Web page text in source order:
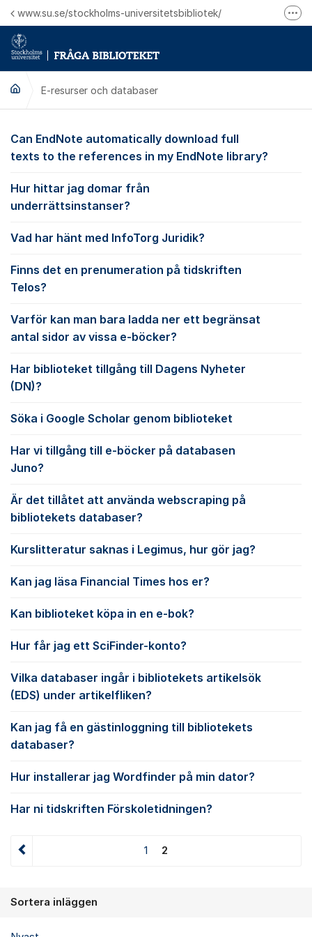
Hoppa till innehåll
www.su.se/stockholms-universitetsbibliotek/
E-resurser och databaser
E-resurser och
Can EndNote automatically download full
texts to the references in my EndNote library?
Hur hittar jag domar från
underrättsinstanser?
Vad har hänt med InfoTorg Juridik?
Finns det en prenumeration på tidskriften
Telos?
Varför kan man bara ladda ner ett begränsat
antal sidor av vissa e-böcker?
Har biblioteket tillgång till Dagens Nyheter
(DN)?
Söka i Google Scholar genom biblioteket
Har vi tillgång till e-böcker på databasen
Juno?
Är det tillåtet att använda webscraping på
bibliotekets databaser?
Kurslitteratur saknas i Legimus, hur gör jag?
Kan jag läsa Financial Times hos er?
Kan biblioteket köpa in en e-bok?
Hur får jag ett SciFinder-konto?
Vilka databaser ingår i bibliotekets artikelsök
(EDS) under artikelfliken?
Kan jag få en gästinloggning till bibliotekets
databaser?
Hur installerar jag Wordfinder på min dator?
Har ni tidskriften Förskoletidningen?
1 2
Sortera inläggen